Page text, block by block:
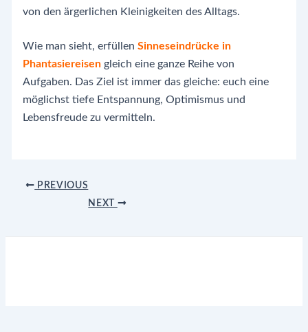
von den ärgerlichen Kleinigkeiten des Alltags.
Wie man sieht, erfüllen Sinneseindrücke in
Phantasiereisengleich eine ganze Reihe von
Aufgaben. Das Ziel ist immer das gleiche: euch eine
möglichst tiefe Entspannung, Optimismus und
Lebensfreude zu vermitteln.
Post PREVIOUS
NEXT